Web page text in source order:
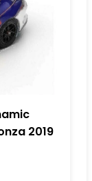
2019